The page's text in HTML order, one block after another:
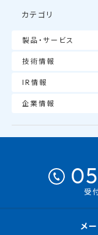
カテゴリ
製品・サービス
技術情報
IR情報
企業情報
受
メ